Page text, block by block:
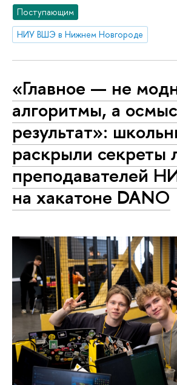
Поступающим
НИУ ВШЭ в Нижнем Новгороде
«Главное — не
алгоритмы, а
результат»:
раскрыли секреты
преподавателей
на хакатоне DANO